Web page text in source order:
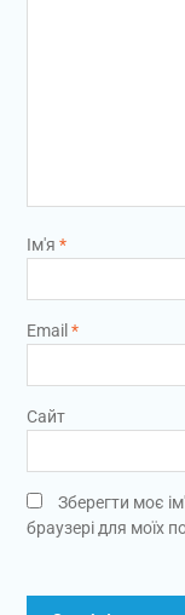
Ім'я *
Email *
Сайт
Зберегти моє
браузері для моїх